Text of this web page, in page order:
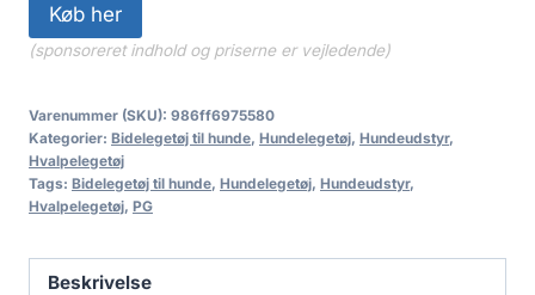
Køb her
(sponsoreret indhold og priserne er vejledende)
Varenummer (SKU): 986ff6975580
Kategorier: Bidelegetøj til hunde, Hundelegetøj, Hundeudstyr,
Hvalpelegetøj
Tags: Bidelegetøj til hunde, Hundelegetøj, Hundeudstyr,
Hvalpelegetøj, PG
Beskrivelse